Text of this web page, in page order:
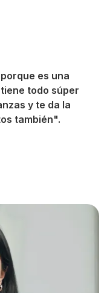
es una
todo súper
y te da la
también".